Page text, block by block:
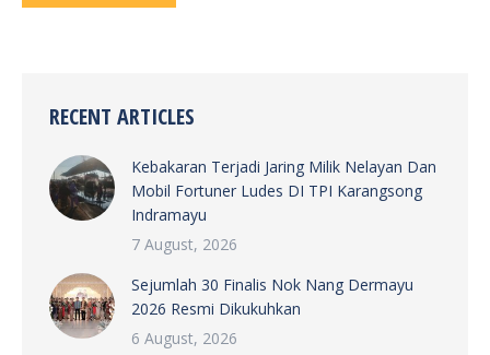
RECENT ARTICLES
Kebakaran Terjadi Jaring Milik Nelayan Dan
Mobil Fortuner Ludes DI TPI Karangsong
Indramayu
7 August, 2026
Sejumlah 30 Finalis Nok Nang Dermayu
2026 Resmi Dikukuhkan
6 August, 2026